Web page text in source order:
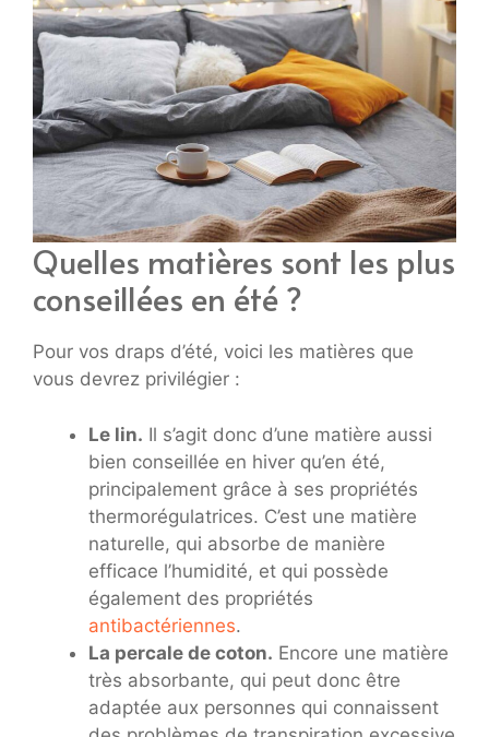
Quelles matières sont les plus
conseillées en été ?
Pour vos draps d’été, voici les matières que
vous devrez privilégier :
Le lin. Il s’agit donc d’une matière aussi
bien conseillée en hiver qu’en été,
principalement grâce à ses propriétés
thermorégulatrices. C’est une matière
naturelle, qui absorbe de manière
efficace l’humidité, et qui possède
également des propriétés
antibactériennes.
La percale de coton. Encore une matière
très absorbante, qui peut donc être
adaptée aux personnes qui connaissent